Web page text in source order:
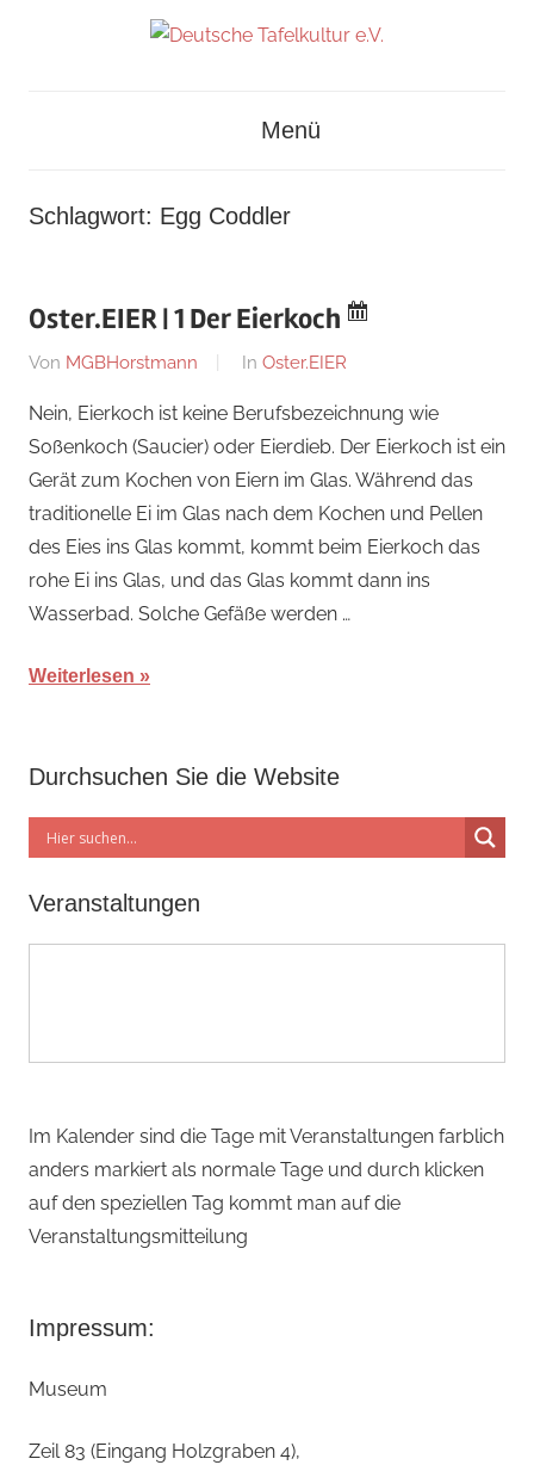
e.V.
und
Tafelkultur
Menü
Schlagwort: Egg Coddler
Oster.EIER | 1 Der Eierkoch
Am
März
2020
Von MGBHorstmann In Oster.EIER
Nein, Eierkoch ist keine Berufsbezeichnung wie
Soßenkoch (Saucier) oder Eierdieb. Der Eierkoch ist ein
Gerät zum Kochen von Eiern im Glas. Während das
traditionelle Ei im Glas nach dem Kochen und Pellen
des Eies ins Glas kommt, kommt beim Eierkoch das
rohe Ei ins Glas, und das Glas kommt dann ins
Wasserbad. Solche Gefäße werden …
Weiterlesen
Durchsuchen Sie die Website
Veranstaltungen
Im Kalender sind die Tage mit Veranstaltungen farblich
anders markiert als normale Tage und durch klicken
auf den speziellen Tag kommt man auf die
Veranstaltungsmitteilung
Impressum:
Museum
Zeil 83 (Eingang Holzgraben 4),